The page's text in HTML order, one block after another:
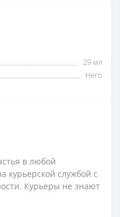
29 мл
Него
в любой
курьерской службой с
Курьеры не знают